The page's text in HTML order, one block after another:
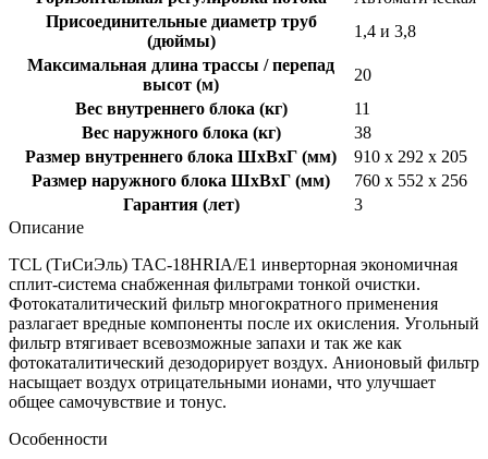
Присоединительные диаметр труб
(дюймы)
1,4 и 3,8
Максимальная длина трассы / перепад
высот (м)
20
Вес внутреннего блока (кг)
11
Вес наружного блока (кг)
38
Размер внутреннего блока ШхВхГ (мм)
910 x 292 x 205
Размер наружного блока ШхВхГ (мм)
760 x 552 x 256
Гарантия (лет)
3
Описание
TCL (ТиСиЭль) TAC-18HRIA/E1 инверторная экономичная
сплит-система снабженная фильтрами тонкой очистки.
Фотокаталитический фильтр многократного применения
разлагает вредные компоненты после их окисления. Угольный
фильтр втягивает всевозможные запахи и так же как
фотокаталитический дезодорирует воздух. Анионовый фильтр
насыщает воздух отрицательными ионами, что улучшает
общее самочувствие и тонус.
Особенности